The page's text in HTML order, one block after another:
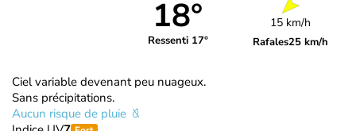
18°
Ressenti 17°
15 km/h
Rafales25 km/h
Ciel variable devenant peu nuageux.
Sans précipitations.
Aucun risque de pluie